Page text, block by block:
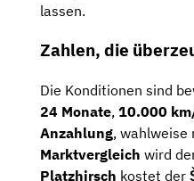
lassen.
Zahlen, die
Die Konditionen sind
24 Monate, 10.000
Anzahlung, wahlweise
Marktvergleich wird
Platzhirsch kostet der